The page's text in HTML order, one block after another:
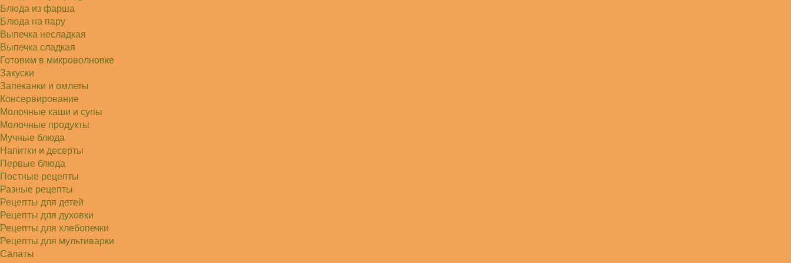
Блюда из фарша
Блюда на пару
Выпечка несладкая
Выпечка сладкая
Готовим в микроволновке
Закуски
Запеканки и омлеты
Консервирование
Молочные каши и супы
Молочные продукты
Мучные блюда
Напитки и десерты
Первые блюда
Постные рецепты
Разные рецепты
Рецепты для детей
Рецепты для духовки
Рецепты для хлебопечки
Рецепты для мультиварки
Салаты